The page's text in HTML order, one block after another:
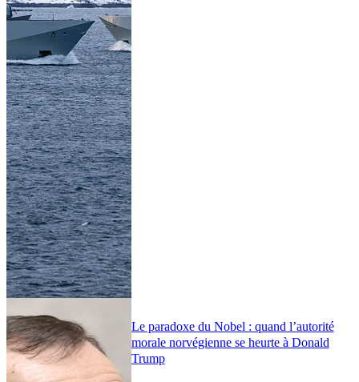
Le paradoxe du Nobel : quand l’autorité
morale norvégienne se heurte à Donald
Trump